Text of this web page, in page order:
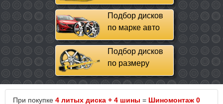
Подбор дисков
по марке авто
Подбор дисков
по размеру
При покупке 4 литых диска + 4 шины = Шиномонтаж 0